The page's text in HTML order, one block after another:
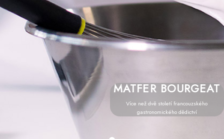
MATFER BOURGEAT
Více než dvě století francouzského
gastronomického dědictví